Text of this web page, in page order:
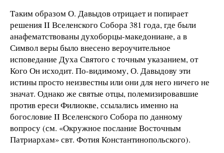
Таким образом О. Давыдов отрицает и попирает
решения II Вселенского Собора 381 года, где были
анафематствованы духоборцы-македониане, а в
Символ веры было внесено вероучительное
исповедание Духа Святого с точным указанием, от
Кого Он исходит. По-видимому, О. Давыдову эти
истины просто неизвестны или они для него ничего не
значат. Однако же святые отцы, полемизировавшие
против ереси Филиокве, ссылались именно на
богословие II Вселенского Собора по данному
вопросу (см. «Окружное послание Восточным
Патриархам» свт. Фотия Константинопольского).